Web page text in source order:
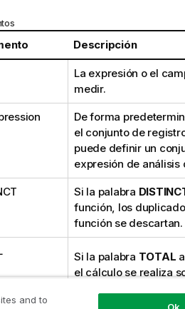
Descripción
La expresión o el
medir.
De forma
el conjunto de
puede definir un
expresión de análisis
Si la palabra
función, los
función se descartan.
Si la palabra TOTAL
el cálculo se realiza
selecciones
dimensional actual,
and to